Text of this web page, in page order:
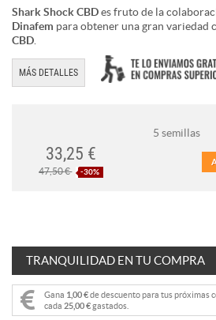
Shark Shock CBDes fruto de la
Dinafem para obtener una gran variedad
CBD
MÁS DETALLES
5 semillas
33,25 €
47,50 € -30%
TRANQUILIDAD EN TU COMPRA
Gana 1,00 €de descuento para tus próximas
cada 25,00 €gastados.